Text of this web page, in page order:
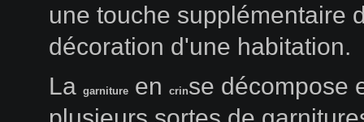
une touche supplémentaire
décoration d'une habitation.
La garniture en crinse décompose